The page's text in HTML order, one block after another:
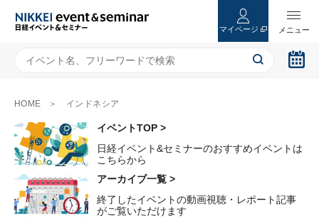
マイページ
HOME インドネシア
イベントTOP >
日経イベント&セミナーのおすすめイベントは
こちらから
アーカイブ一覧 >
終了したイベントの動画視聴・レポート記事
がご覧いただけます